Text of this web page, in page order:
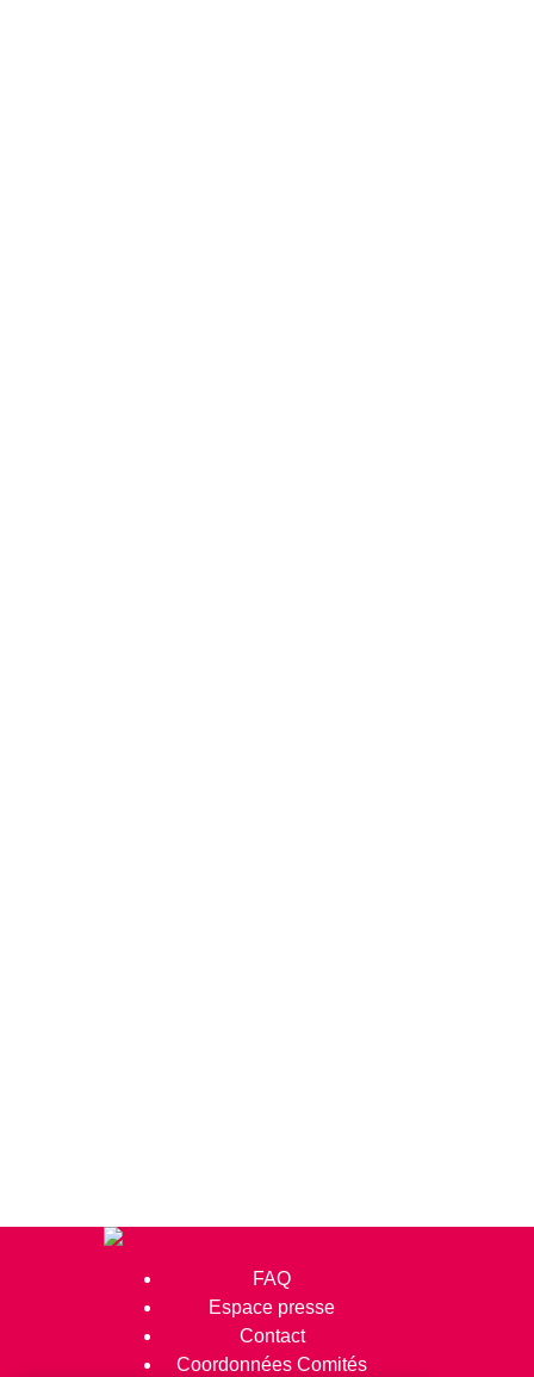
FAQ
Espace presse
Contact
Coordonnées Comités